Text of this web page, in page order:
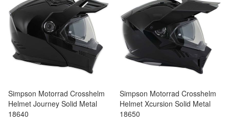
Simpson Motorrad Crosshelm
Helmet Journey Solid Metal
18640
Simpson Motorrad Crosshelm
Helmet Xcursion Solid Metal
18650